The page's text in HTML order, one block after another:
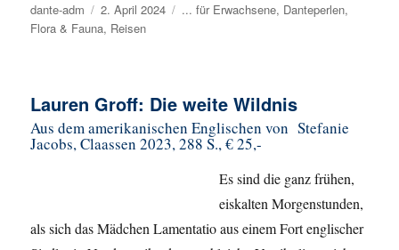
Autor
dante-adm
Veröffentlicht
am
2. April 2024 Kategorien
... für Erwachsene, Danteperlen,
Flora & Fauna, Reisen
Lauren Groff: Die weite Wildnis
Aus dem amerikanischen Englischen von Stefanie
Jacobs, Claassen 2023, 288 S., € 25,-
Es sind die ganz frühen,
eiskalten Morgenstunden,
als sich das Mädchen Lamentatio aus einem Fort englischer